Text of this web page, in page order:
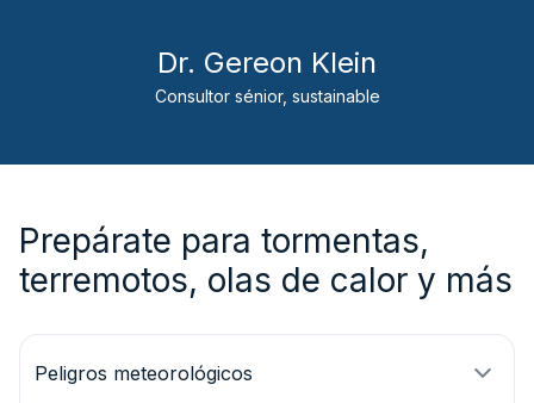
Dr. Gereon Klein
Consultor sénior, sustainable
Prepárate para tormentas,
terremotos, olas de calor y más
Peligros meteorológicos